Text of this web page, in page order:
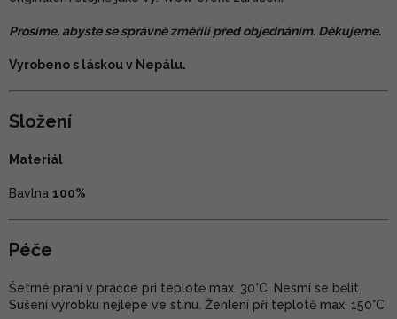
Prosíme, abyste se správně změřili před objednáním. Děkujeme.
Vyrobeno s láskou v Nepálu.
Složení
Materiál
Bavlna 100%
Péče
Šetrné praní v pračce při teplotě max. 30°C. Nesmí se bělit.
Sušení výrobku nejlépe ve stínu. Žehlení při teplotě max. 150°C